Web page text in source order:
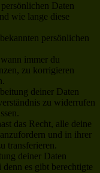
Daten
wie lange diese
persönlichen
immer du
zu korrigieren
deiner Daten
zu widerrufen
das Recht, alle deine
und in ihrer
transferieren.
deiner Daten
es gibt berechtigte